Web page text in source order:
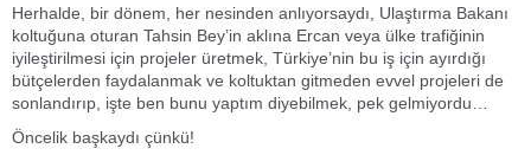
Herhalde, bir dönem, her nesinden anlıyorsaydı, Ulaştırma Bakanı
koltuğuna oturan Tahsin Bey’in aklına Ercan veya ülke trafiğinin
iyileştirilmesi için projeler üretmek, Türkiye’nin bu iş için ayırdığı
bütçelerden faydalanmak ve koltuktan gitmeden evvel projeleri de
sonlandırıp, işte ben bunu yaptım diyebilmek, pek gelmiyordu…
Öncelik başkaydı çünkü!